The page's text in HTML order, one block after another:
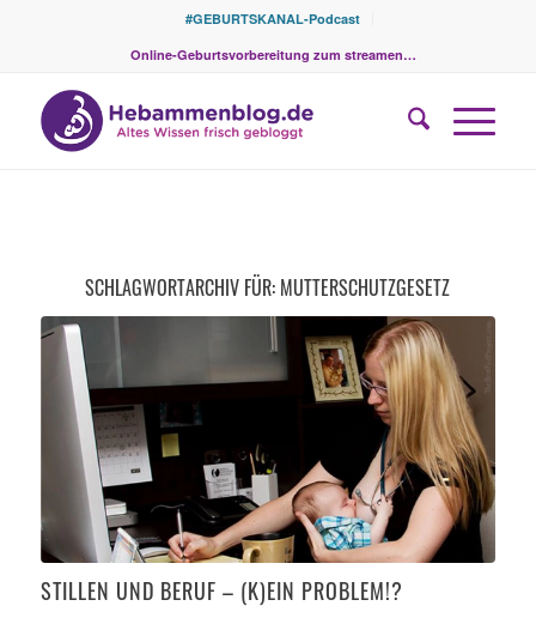
#GEBURTSKANAL-Podcast
Online-Geburtsvorbereitung zum streamen…
SCHLAGWORTARCHIV FÜR: MUTTERSCHUTZGESETZ
STILLEN UND BERUF – (K)EIN PROBLEM!?